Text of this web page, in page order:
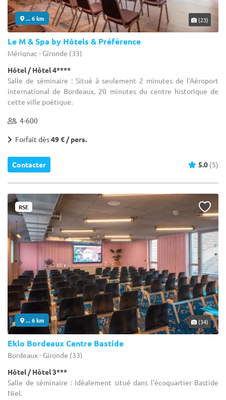
... 6 km (23)
Le M & Spa by Hôtels & Préférence
Mérignac - Gironde (33)
Hôtel / Hôtel 4****
Salle de séminaire : Situé à seulement 2 minutes de l'Aéroport
international de Bordeaux, 20 minutes du centre historique de
cette ville poétique.
4-600
Forfait dès49 € / pers.
Contacter 5.0 (5)
RSE
... 6 km (34)
Eklo Bordeaux Centre Bastide
Bordeaux - Gironde (33)
Hôtel / Hôtel 3***
Salle de séminaire : Idéalement situé dans l'écoquartier Bastide
Niel.